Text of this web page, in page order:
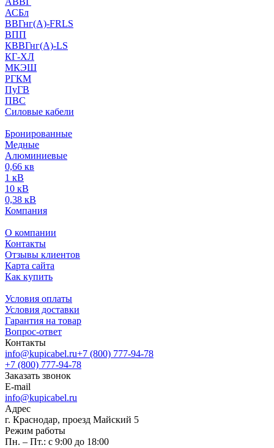
АСБл
ВВГнг(А)-FRLS
ВПП
КВВГнг(А)-LS
КГ-ХЛ
МКЭШ
РГКМ
ПуГВ
ПВС
Силовые кабели
Бронированные
Медные
Алюминиевые
0,66 кв
1 кВ
10 кВ
0,38 кВ
Компания
О компании
Контакты
Отзывы клиентов
Карта сайта
Как купить
Условия оплаты
Условия доставки
Гарантия на товар
Вопрос-ответ
Контакты
info@kupicabel.ru+7 (800) 777-94-78
+7 (800) 777-94-78
Заказать звонок
E-mail
info@kupicabel.ru
Адрес
г. Краснодар, проезд Майский 5
Режим работы
Пн. – Пт.: с 9:00 до 18:00